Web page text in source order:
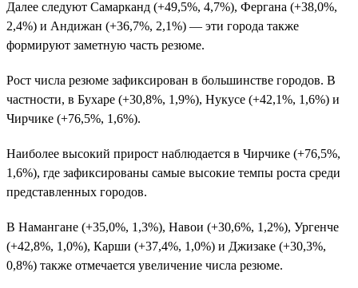
Далее следуют Самарканд (+49,5%, 4,7%), Фергана (+38,0%,
2,4%) и Андижан (+36,7%, 2,1%) — эти города также
формируют заметную часть резюме.
Рост числа резюме зафиксирован в большинстве городов. В
частности, в Бухаре (+30,8%, 1,9%), Нукусе (+42,1%, 1,6%) и
Чирчике (+76,5%, 1,6%).
Наиболее высокий прирост наблюдается в Чирчике (+76,5%,
1,6%), где зафиксированы самые высокие темпы роста среди
представленных городов.
В Намангане (+35,0%, 1,3%), Навои (+30,6%, 1,2%), Ургенче
(+42,8%, 1,0%), Карши (+37,4%, 1,0%) и Джизаке (+30,3%,
0,8%) также отмечается увеличение числа резюме.